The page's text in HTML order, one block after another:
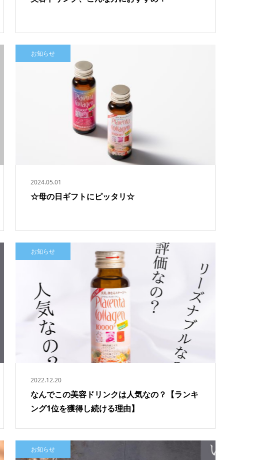
2024.05.01
☆母の日ギフトにピッタリ☆
お知らせ
2022.12.20
なんでこの美容ドリンクは人気なの？【ランキ
ング1位を獲得し続ける理由】
お知らせ
お知らせ